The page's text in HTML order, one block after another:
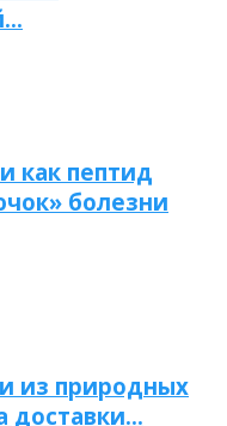
как пептид
болезни
из природных
доставки…